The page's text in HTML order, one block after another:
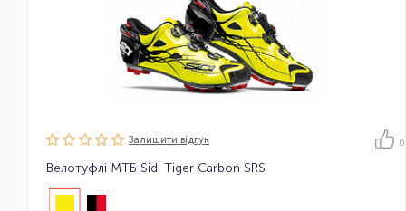
Залишити вiдгук 0
Велотуфлі МТБ Sidi Tiger Carbon SRS